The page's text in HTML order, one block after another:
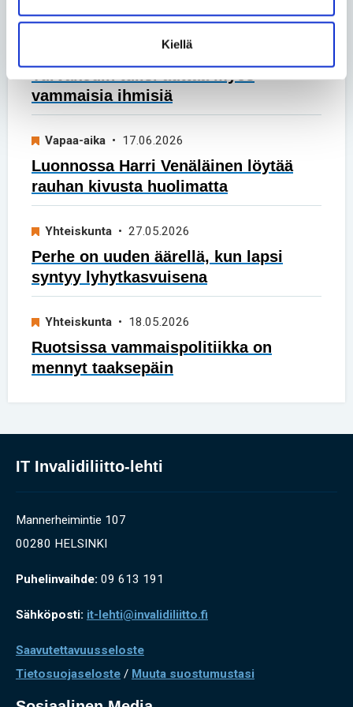
Kiellä
• 26.06.2026
vammaisia ihmisiä
Vapaa-aika • 17.06.2026
Luonnossa Harri Venäläinen löytää
rauhan kivusta huolimatta
Yhteiskunta • 27.05.2026
Perhe on uuden äärellä, kun lapsi
syntyy lyhytkasvuisena
Yhteiskunta • 18.05.2026
Ruotsissa vammaispolitiikka on
mennyt taaksepäin
IT Invalidiliitto-lehti
Mannerheimintie 107
00280 HELSINKI
Puhelinvaihde: 09 613 191
Sähköposti: it-lehti@invalidiliitto.fi
Saavutettavuusseloste
Tietosuojaseloste / Muuta suostumustasi